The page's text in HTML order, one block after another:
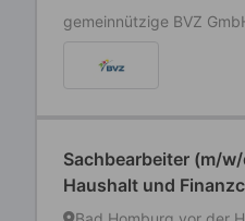
gemeinnützige BVZ
Sachbearbeiter (m/
Haushalt und